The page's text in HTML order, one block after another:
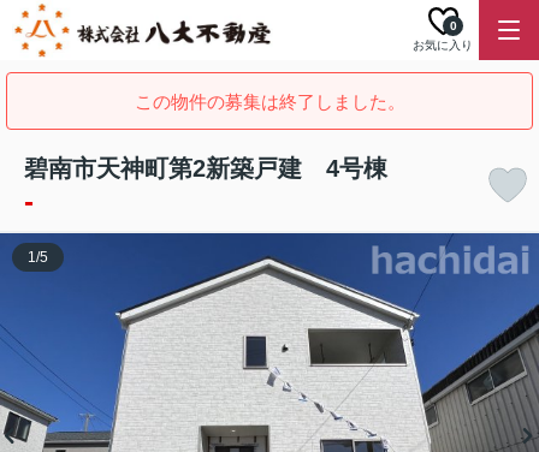
お気に入り
0
この物件の募集は終了しました。
碧南市天神町第2新築戸建 4号棟
-
1/5